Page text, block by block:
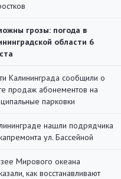
грозы: погода в
области 6
Калининграда сообщили о
продаж абонементов на
парковки
нашли подрядчика
ул. Бассейной
Мирового океана
как восстанавливают